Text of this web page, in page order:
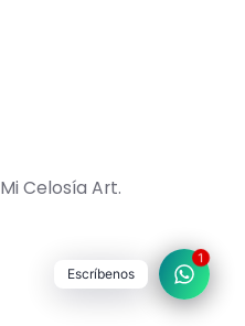
Mi Celosía Art.
Escríbenos
1